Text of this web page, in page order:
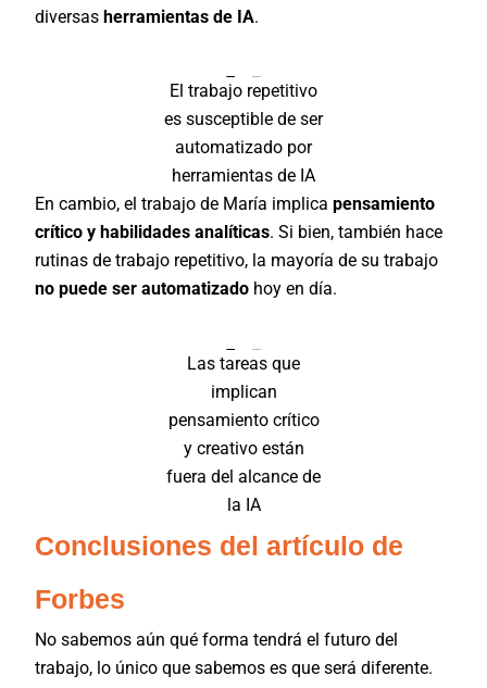
diversasherramientas de IA.
El trabajo repetitivo
es susceptible de ser
automatizado por
herramientas de IA
En cambio, el trabajo de María implicapensamiento
crítico y habilidades analíticas. Si bien, también hace
rutinas de trabajo repetitivo, la mayoría de su trabajo
no puede ser automatizado hoy en día.
Las tareas que
implican
pensamiento crítico
y creativo están
fuera del alcance de
la IA
Conclusiones del artículo de
Forbes
No sabemos aún qué forma tendrá el futuro del
trabajo, lo único que sabemos es que será diferente.